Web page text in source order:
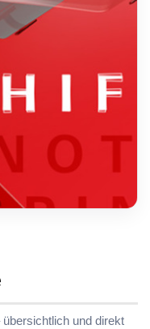
und direkt